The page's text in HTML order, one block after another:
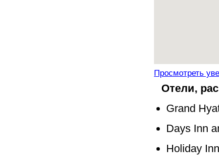
Просмотреть
Отели,
Grand
Days Inn
Holiday